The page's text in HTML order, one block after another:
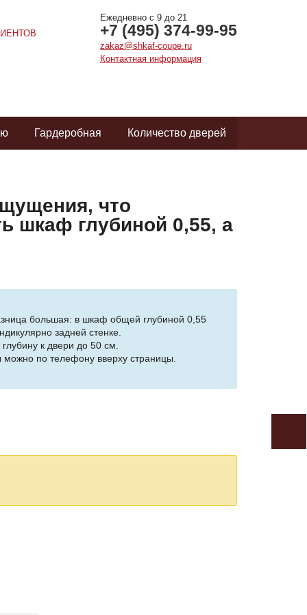
Ежедневно с 9 до 21
+7 (495) 374-99-95
zakaz@shkaf-coupe.ru
Контактная информация
Гардеробная Количество дверей
что
шкаф глубиной 0,55, а
большая: в шкаф общей глубиной 0,55
задней стенке.
к двери до 50 см.
по телефону вверху страницы.